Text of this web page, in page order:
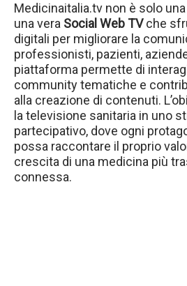
Medicinaitalia.tv non è solo
una vera Social Web TVche
digitali per migliorare la
professionisti, pazienti,
piattaforma permette di
community tematiche e
alla creazione di contenuti.
la televisione sanitaria in uno
partecipativo, dove ogni
possa raccontare il proprio
crescita di una medicina più
connessa.